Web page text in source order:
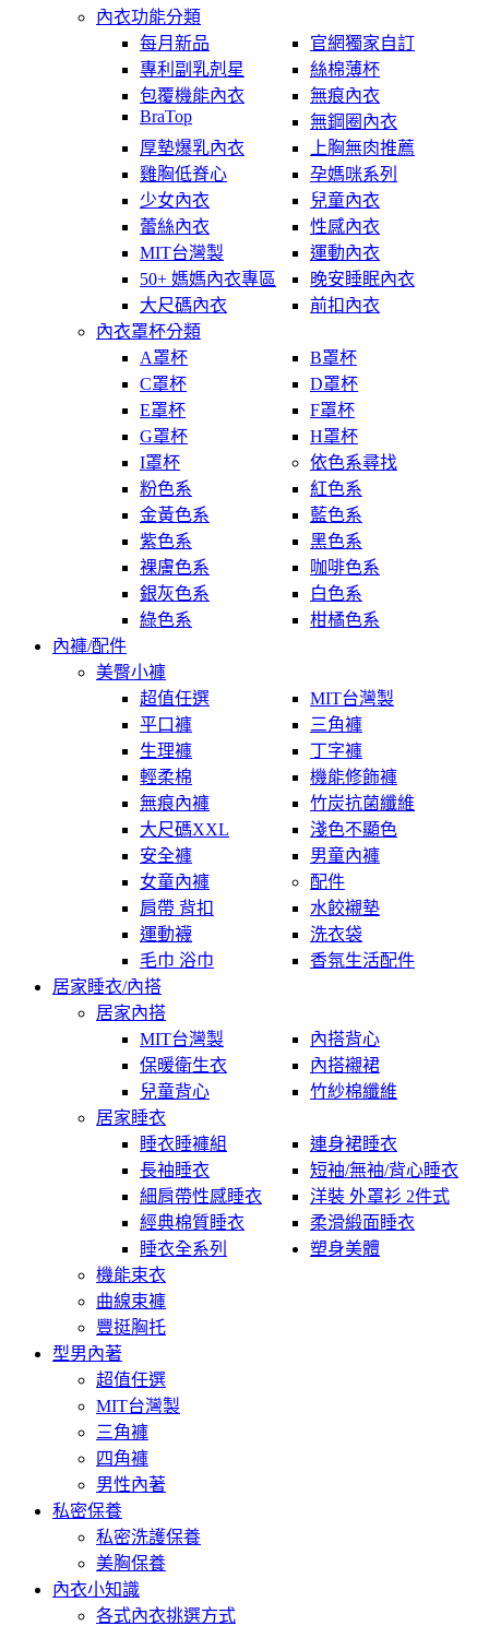
內衣功能分類
每月新品
官網獨家自訂
專利副乳剋星
絲棉薄杯
包覆機能內衣
無痕內衣
BraTop
無鋼圈內衣
厚墊爆乳內衣
上胸無肉推薦
雞胸低脊心
孕媽咪系列
少女內衣
兒童內衣
蕾絲內衣
性感內衣
MIT台灣製
運動內衣
50+ 媽媽內衣專區
晚安睡眠內衣
大尺碼內衣
前扣內衣
內衣罩杯分類
A罩杯
B罩杯
C罩杯
D罩杯
E罩杯
F罩杯
G罩杯
H罩杯
I罩杯
依色系尋找
粉色系
紅色系
金黃色系
藍色系
紫色系
黑色系
裸膚色系
咖啡色系
銀灰色系
白色系
綠色系
柑橘色系
內褲/配件
美臀小褲
超值任選
MIT台灣製
平口褲
三角褲
生理褲
丁字褲
輕柔棉
機能修飾褲
無痕內褲
竹炭抗菌纖維
大尺碼XXL
淺色不顯色
安全褲
男童內褲
女童內褲
配件
肩帶 背扣
水餃襯墊
運動襪
洗衣袋
毛巾 浴巾
香氛生活配件
居家睡衣/內搭
居家內搭
MIT台灣製
內搭背心
保暖衛生衣
內搭襯裙
兒童背心
竹紗棉纖維
居家睡衣
睡衣睡褲組
連身裙睡衣
長袖睡衣
短袖/無袖/背心睡衣
細肩帶性感睡衣
洋裝 外罩衫 2件式
經典棉質睡衣
柔滑緞面睡衣
睡衣全系列
塑身美體
機能束衣
曲線束褲
豐挺胸托
型男內著
超值任選
MIT台灣製
三角褲
四角褲
男性內著
私密保養
私密洗護保養
美胸保養
內衣小知識
各式內衣挑選方式